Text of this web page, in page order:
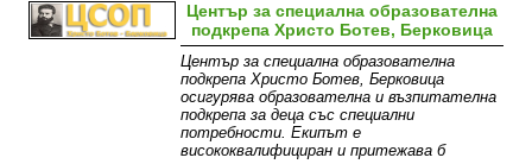
Център за специална образователна
подкрепа Христо Ботев, Берковица
Център за специална образователна
подкрепа Христо Ботев, Берковица
осигурява образователна и възпитателна
подкрепа за деца със специални
потребности. Екипът е
висококвалифициран и притежава б